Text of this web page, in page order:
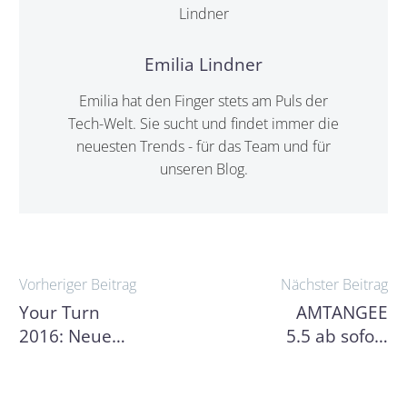
Emilia Lindner
Emilia hat den Finger stets am Puls der
Tech-Welt. Sie sucht und findet immer die
neuesten Trends - für das Team und für
unseren Blog.
Beitragsnavigation
Vorheriger Beitrag
Your Turn
2016: Neue
Nächster Beitrag
AMTANGEE
5.5 ab sofort